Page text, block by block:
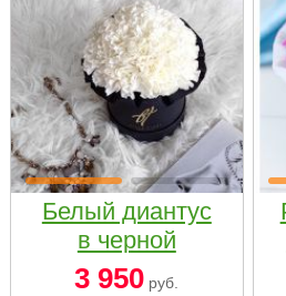
Белый диантус
в черной
коробке Small
3 950 руб.